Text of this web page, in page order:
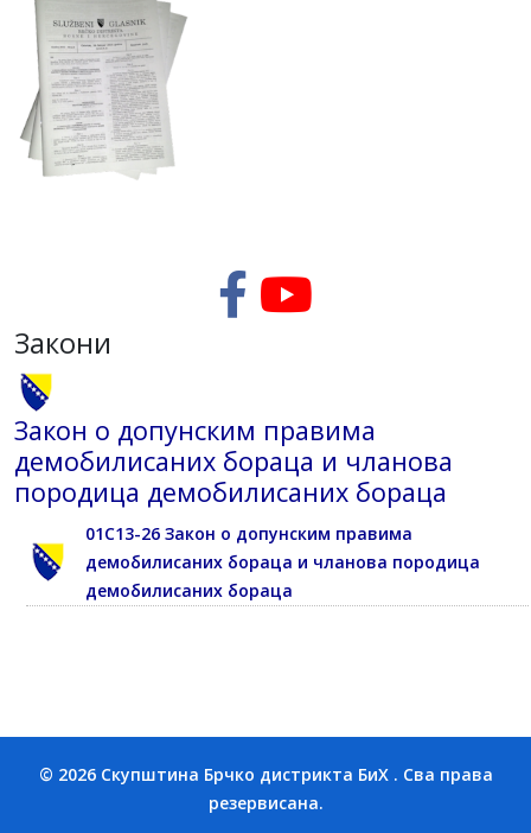
Закони
Закон о допунским правима
демобилисаних бораца и чланова
породица демобилисаних бораца
01С13-26 Закон о допунским правима
демобилисаних бораца и чланова породица
демобилисаних бораца
© 2026 Скупштина Брчко дистрикта БиХ . Сва права
резервисана.